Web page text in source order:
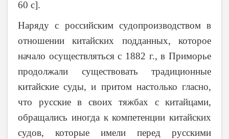
60 с].
Наряду с российским судопроизводством в
отношении китайских подданных, которое
начало осуществляться с 1882 г., в Приморье
продолжали существовать традиционные
китайские суды, и притом настолько гласно,
что русские в своих тяжбах с китайцами,
обращались иногда к компетенции китайских
судов, которые имели перед русскими